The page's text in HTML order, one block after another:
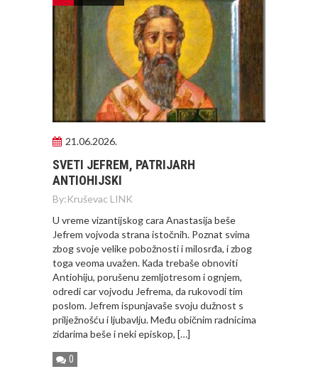
21.06.2026.
SVETI JEFREM, PATRIJARH
ANTIOHIJSKI
By:Kruševac LINK
U vreme vizantijskog cara Anastasija beše
Jefrem vojvoda strana istočnih. Poznat svima
zbog svoje velike pobožnosti i milosrđa, i zbog
toga veoma uvažen. Кada trebaše obnoviti
Antiohiju, porušenu zemljotresom i ognjem,
odredi car vojvodu Jefrema, da rukovodi tim
poslom. Jefrem ispunjavaše svoju dužnost s
prilježnošću i ljubavlju. Među običnim radnicima
zidarima beše i neki episkop, […]
0